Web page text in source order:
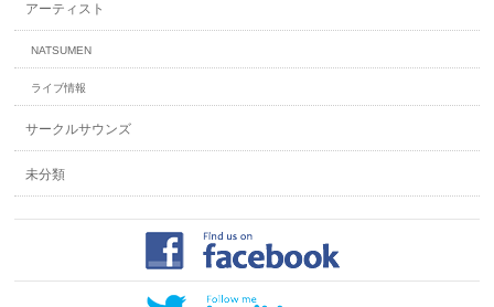
アーティスト
NATSUMEN
ライブ情報
サークルサウンズ
未分類